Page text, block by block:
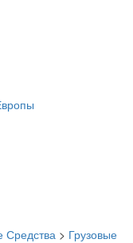
Средства > Грузовые